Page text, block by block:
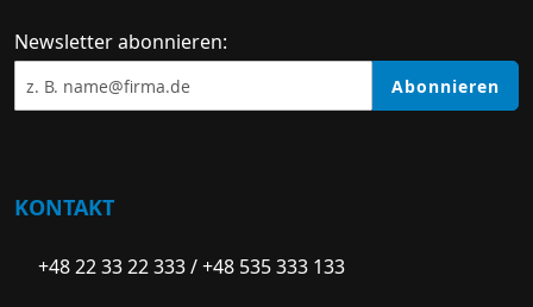
Newsletter abonnieren:
Abonnieren
KONTAKT
+48 22 33 22 333/+48 535 333 133